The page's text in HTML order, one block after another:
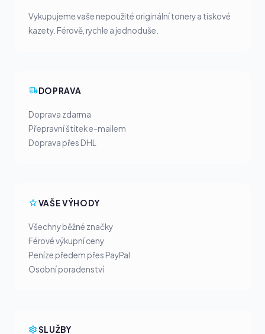
Vykupujeme vaše nepoužité originální tonery a tiskové
kazety. Férově, rychle a jednoduše.
DOPRAVA
Doprava zdarma
Přepravní štítek e-mailem
Doprava přes DHL
VAŠE VÝHODY
Všechny běžné značky
Férové výkupní ceny
Peníze předem přes PayPal
Osobní poradenství
SLUŽBY